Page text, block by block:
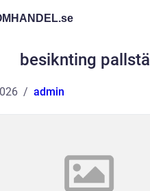
se
besiknting pallställ
admin